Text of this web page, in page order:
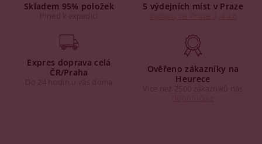
Skladem 95% položek
Ihned k expedici
5 výdejních míst v Praze
Expres doprava celá
ČR/Praha
Do 24 hodin u vás doma
Ověřeno zákazníky na
Heurece
Více než 2500 zákazníků nás